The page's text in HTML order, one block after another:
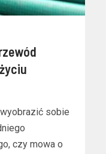
sobie
czy mowa o